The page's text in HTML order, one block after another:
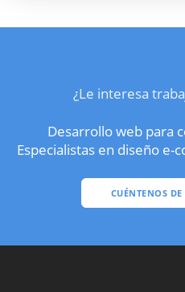
¿Le interesa
Desarrollo web para
Especialistas en diseño
CUÉNTENOS DE